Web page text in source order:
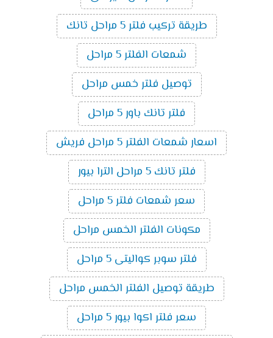
طريقة تركيب فلتر 5 مراحل تانك
شمعات الفلتر 5 مراحل
توصيل فلتر خمس مراحل
فلتر تانك باور 5 مراحل
اسعار شمعات الفلتر 5 مراحل فريش
فلتر تانك 5 مراحل الترا بيور
سعر شمعات فلتر 5 مراحل
مكونات الفلتر الخمس مراحل
فلتر سوبر كواليتى 5 مراحل
طريقة توصيل الفلتر الخمس مراحل
سعر فلتر اكوا بيور 5 مراحل